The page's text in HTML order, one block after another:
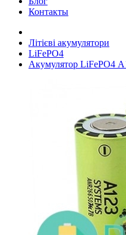
Контакты
Літієві акумулятори
LiFePO4
Акумулятор LiFePO4